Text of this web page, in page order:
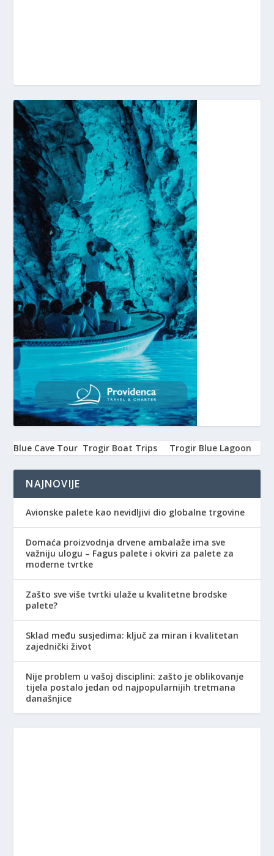
Blue Cave Tour Trogir Boat Trips Trogir Blue Lagoon
NAJNOVIJE
Avionske palete kao nevidljivi dio globalne trgovine
Domaća proizvodnja drvene ambalaže ima sve
važniju ulogu – Fagus palete i okviri za palete za
moderne tvrtke
Zašto sve više tvrtki ulaže u kvalitetne brodske
palete?
Sklad među susjedima: ključ za miran i kvalitetan
zajednički život
Nije problem u vašoj disciplini: zašto je oblikovanje
tijela postalo jedan od najpopularnijih tretmana
današnjice